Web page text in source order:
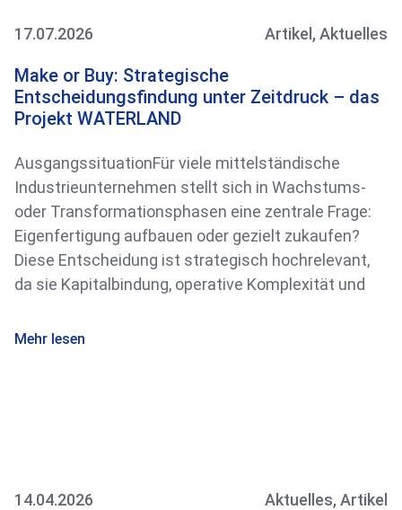
17.07.2026 Artikel , Aktuelles
Make or Buy: Strategische
Entscheidungsfindung unter Zeitdruck – das
Projekt WATERLAND
AusgangssituationFür viele mittelständische
Industrieunternehmen stellt sich in Wachstums-
oder Transformationsphasen eine zentrale Frage:
Eigenfertigung aufbauen oder gezielt zukaufen?
Diese Entscheidung ist strategisch hochrelevant,
da sie Kapitalbindung, operative Komplexität und
Mehr lesen
14.04.2026 Aktuelles, Artikel